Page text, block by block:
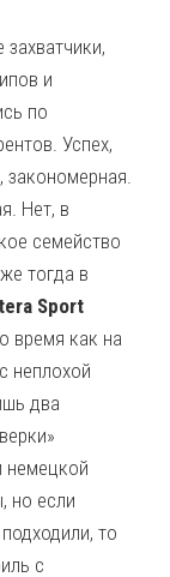
и
по
Успех,
закономерная.
Нет, в
семейство
тогда в
Sport
время как на
неплохой
два
немецкой
но если
то
с